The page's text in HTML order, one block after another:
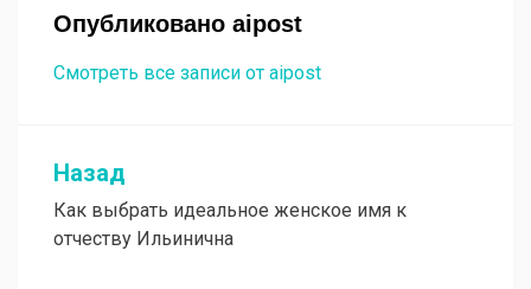
Опубликовано aipost
Смотреть все записи от aipost
Навигация
по
записям
Назад
Как выбрать идеальное женское имя к
отчеству Ильинична